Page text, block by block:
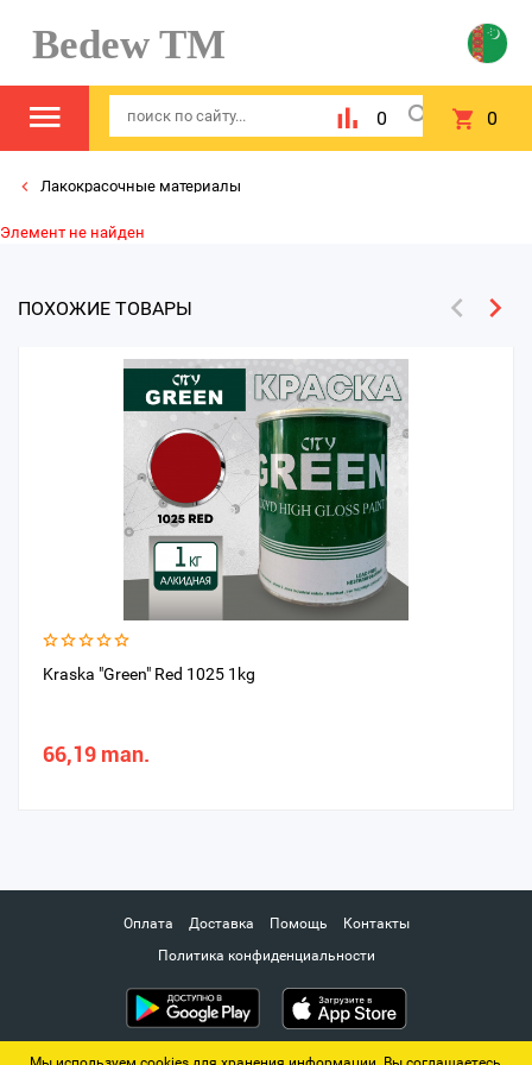
Bedew TM
0 0
Лакокрасочные материалы
Элемент не найден
ПОХОЖИЕ ТОВАРЫ
Kraska "Green" Red 1025 1kg
66,19 man.
Оплата Доставка Помощь
Контакты
Политика конфиденциальности